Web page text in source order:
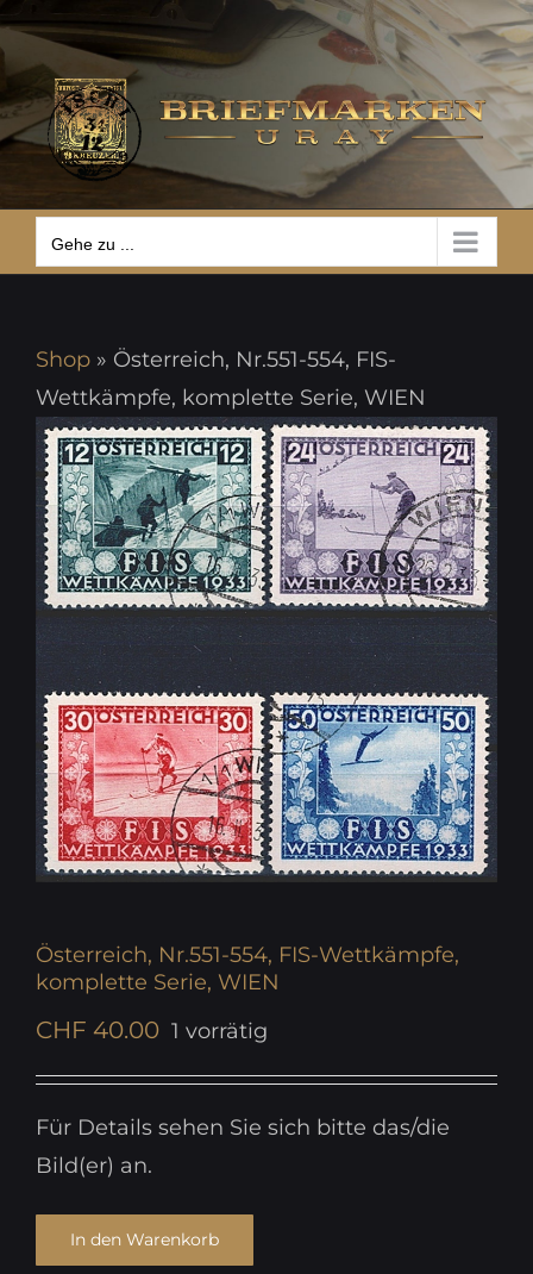
Zum
Inhalt
springen
Gehe zu ...
Gehe zu ...
Shop » Österreich, Nr.551-554, FIS-
Wettkämpfe, komplette Serie, WIEN
Österreich, Nr.551-554, FIS-Wettkämpfe,
komplette Serie, WIEN
CHF 40.00 1 vorrätig
Für Details sehen Sie sich bitte das/die
Bild(er) an.
In den Warenkorb